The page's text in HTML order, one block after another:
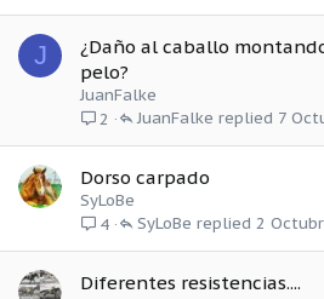
J
¿Daño al caballo
pelo?
JuanFalke
2
7
JuanFalke
Dorso carpado
SyLoBe
4
2
SyLoBe
Diferentes resistencias....